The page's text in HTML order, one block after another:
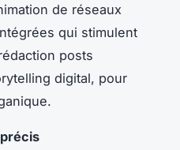
de réseaux
qui stimulent
posts
digital, pour